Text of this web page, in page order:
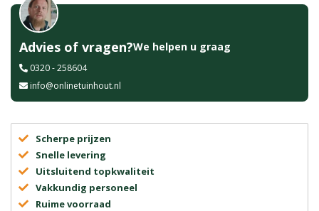
Advies of vragen?We helpen u graag
0320 - 258604
info@onlinetuinhout.nl
Scherpe prijzen
Snelle levering
Uitsluitend topkwaliteit
Vakkundig personeel
Ruime voorraad